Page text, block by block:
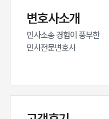
변호사소개
민사소송 경험이 풍부한
민사전문변호사